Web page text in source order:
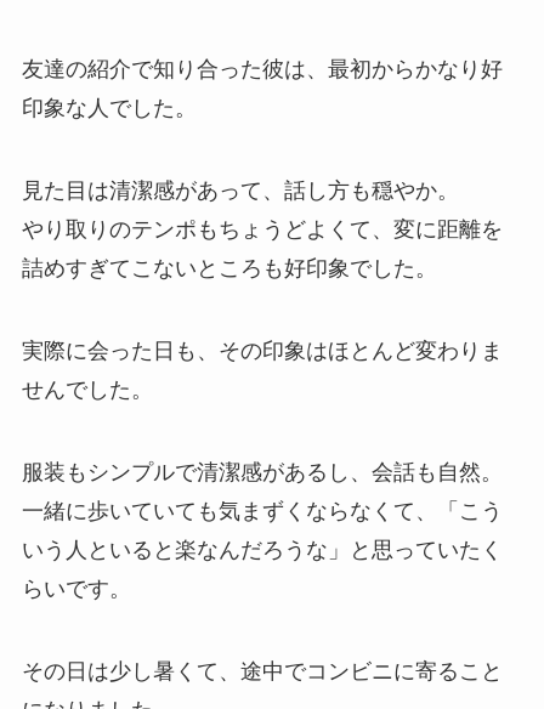
友達の紹介で知り合った彼は、最初からかなり好
印象な人でした。
見た目は清潔感があって、話し方も穏やか。
やり取りのテンポもちょうどよくて、変に距離を
詰めすぎてこないところも好印象でした。
実際に会った日も、その印象はほとんど変わりま
せんでした。
服装もシンプルで清潔感があるし、会話も自然。
一緒に歩いていても気まずくならなくて、「こう
いう人といると楽なんだろうな」と思っていたく
らいです。
その日は少し暑くて、途中でコンビニに寄ること